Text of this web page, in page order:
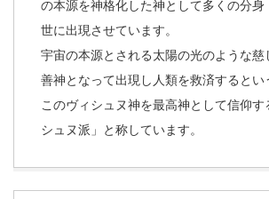
の本源を神格化した神として多くの分身
世に出現させています。
宇宙の本源とされる太陽の光のような慈
善神となって出現し人類を救済すると
このヴィシュヌ神を最高神として信仰す
シュヌ派」と称しています。